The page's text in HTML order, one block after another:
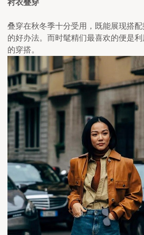
衬衣叠穿
叠穿在秋冬季十分受用，既能展现搭
的好办法。而时髦精们最喜欢的便是
的穿搭。